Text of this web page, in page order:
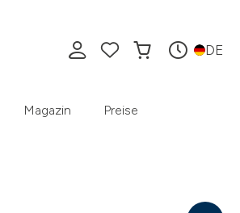
DE
Magazin Preise